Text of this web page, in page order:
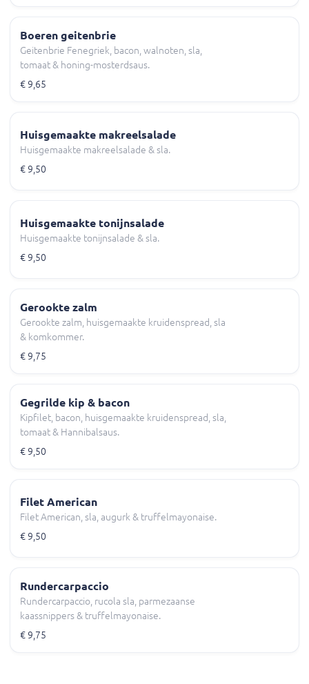
Boeren geitenbrie
Geitenbrie Fenegriek, bacon, walnoten, sla,
tomaat & honing-mosterdsaus.
€ 9,65
Huisgemaakte makreelsalade
Huisgemaakte makreelsalade & sla.
€ 9,50
Huisgemaakte tonijnsalade
Huisgemaakte tonijnsalade & sla.
€ 9,50
Gerookte zalm
Gerookte zalm, huisgemaakte kruidenspread, sla
& komkommer.
€ 9,75
Gegrilde kip & bacon
Kipfilet, bacon, huisgemaakte kruidenspread, sla,
tomaat & Hannibalsaus.
€ 9,50
Filet American
Filet American, sla, augurk & truffelmayonaise.
€ 9,50
Rundercarpaccio
Rundercarpaccio, rucola sla, parmezaanse
kaassnippers & truffelmayonaise.
€ 9,75